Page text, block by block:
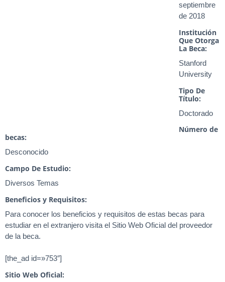
septiembre
de 2018
Institución
Que Otorga
La Beca:
Stanford
University
Tipo De
Título:
Doctorado
Número de
becas:
Desconocido
Campo De Estudio:
Diversos Temas
Beneficios y Requisitos:
Para conocer los beneficios y requisitos de estas becas para
estudiar en el extranjero visita el Sitio Web Oficial del proveedor
de la beca.
[the_ad id=»753″]
Sitio Web Oficial: